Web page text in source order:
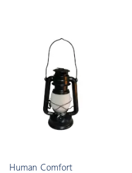
Human Comfort